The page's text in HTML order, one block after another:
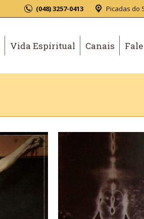
(048) 3257-0413 Picadas do
Vida Espíritual Canais